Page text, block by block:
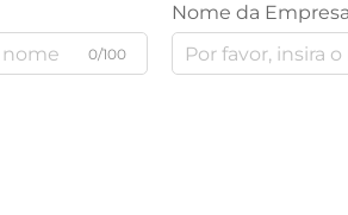
0/100
Nome da Empresa